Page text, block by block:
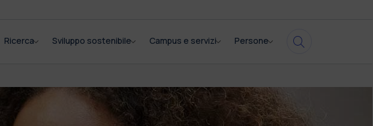
Ricerca Sviluppo sostenibile Campus e servizi Persone